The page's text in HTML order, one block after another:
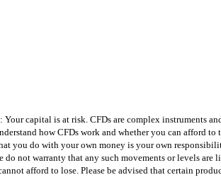
capital is at risk. CFDs are complex instruments
how CFDs work and whether you can afford
you do with your own money is your own
do not warranty that any such movements or levels
afford to lose. Please be advised that certain